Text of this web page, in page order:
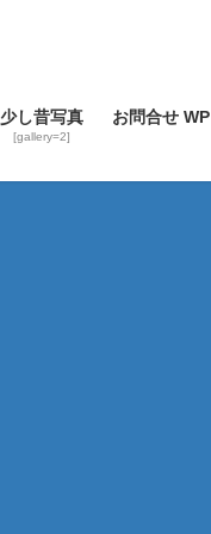
少し昔写真
[gallery=2]
お問合せ WP